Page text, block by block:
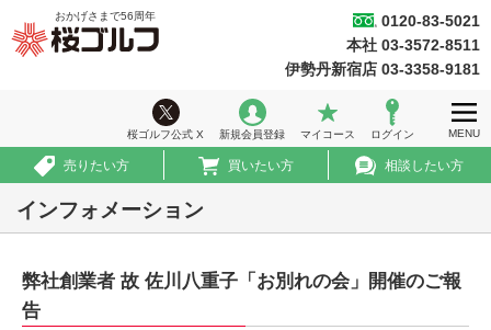
ホーム
ウィークリー情報
ゴルフ会員権情報
初めての方へ
おかげさまで56 周年
桜ゴルフ公式 X 新規会員登録 マイコース ログイン MENU
0120-83-5021
本社 03-3572-8511
伊勢丹新宿店 03-3358-9181
売りたい方 買いたい方 相談したい方
インフォメーション
弊社創業者 故 佐川八重子「お別れの会」開催のご報
告